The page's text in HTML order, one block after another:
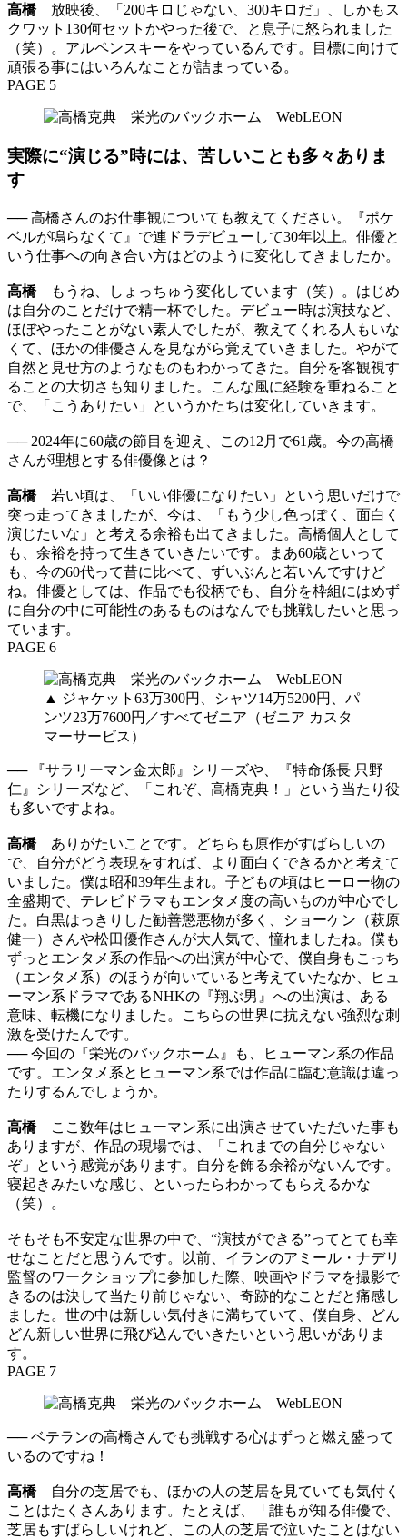
高橋放映後、「200キロじゃない、300キロだ」、しかもス
クワット130何セットかやった後で、と息子に怒られました
（笑）。アルペンスキーをやっているんです。目標に向けて
頑張る事にはいろんなことが詰まっている。
PAGE 5
実際に“演じる”時には、苦しいことも多々ありま
す
── 高橋さんのお仕事観についても教えてください。『ポケ
ベルが鳴らなくて』で連ドラデビューして30年以上。俳優と
いう仕事への向き合い方はどのように変化してきましたか。
高橋もうね、しょっちゅう変化しています（笑）。はじめ
は自分のことだけで精一杯でした。デビュー時は演技など、
ほぼやったことがない素人でしたが、教えてくれる人もいな
くて、ほかの俳優さんを見ながら覚えていきました。やがて
自然と見せ方のようなものもわかってきた。自分を客観視す
ることの大切さも知りました。こんな風に経験を重ねること
で、「こうありたい」というかたちは変化していきます。
── 2024年に60歳の節目を迎え、この12月で61歳。今の高橋
さんが理想とする俳優像とは？
高橋若い頃は、「いい俳優になりたい」という思いだけで
突っ走ってきましたが、今は、「もう少し色っぽく、面白く
演じたいな」と考える余裕も出てきました。高橋個人として
も、余裕を持って生きていきたいです。まあ60歳といって
も、今の60代って昔に比べて、ずいぶんと若いんですけど
ね。俳優としては、作品でも役柄でも、自分を枠組にはめず
に自分の中に可能性のあるものはなんでも挑戦したいと思っ
ています。
PAGE 6
▲ ジャケット63万300円、シャツ14万5200円、パ
ンツ23万7600円／すべてゼニア（ゼニア カスタ
マーサービス）
── 『サラリーマン金太郎』シリーズや、『特命係長 只野
仁』シリーズなど、「これぞ、高橋克典！」という当たり役
も多いですよね。
高橋ありがたいことです。どちらも原作がすばらしいの
で、自分がどう表現をすれば、より面白くできるかと考えて
いました。僕は昭和39年生まれ。子どもの頃はヒーロー物の
全盛期で、テレビドラマもエンタメ度の高いものが中心でし
た。白黒はっきりした勧善懲悪物が多く、ショーケン（萩原
健一）さんや松田優作さんが大人気で、憧れましたね。僕も
ずっとエンタメ系の作品への出演が中心で、僕自身もこっち
（エンタメ系）のほうが向いていると考えていたなか、ヒュ
ーマン系ドラマであるNHKの『翔ぶ男』への出演は、ある
意味、転機になりました。こちらの世界に抗えない強烈な刺
激を受けたんです。
── 今回の『栄光のバックホーム』も、ヒューマン系の作品
です。エンタメ系とヒューマン系では作品に臨む意識は違っ
たりするんでしょうか。
高橋ここ数年はヒューマン系に出演させていただいた事も
ありますが、作品の現場では、「これまでの自分じゃない
ぞ」という感覚があります。自分を飾る余裕がないんです。
寝起きみたいな感じ、といったらわかってもらえるかな
（笑）。
そもそも不安定な世界の中で、“演技ができる”ってとても幸
せなことだと思うんです。以前、イランのアミール・ナデリ
監督のワークショップに参加した際、映画やドラマを撮影で
きるのは決して当たり前じゃない、奇跡的なことだと痛感し
ました。世の中は新しい気付きに満ちていて、僕自身、どん
どん新しい世界に飛び込んでいきたいという思いがありま
す。
PAGE 7
── ベテランの高橋さんでも挑戦する心はずっと燃え盛って
いるのですね！
高橋自分の芝居でも、ほかの人の芝居を見ていても気付く
ことはたくさんあります。たとえば、「誰もが知る俳優で、
芝居もすばらしいけれど、この人の芝居で泣いたことはない